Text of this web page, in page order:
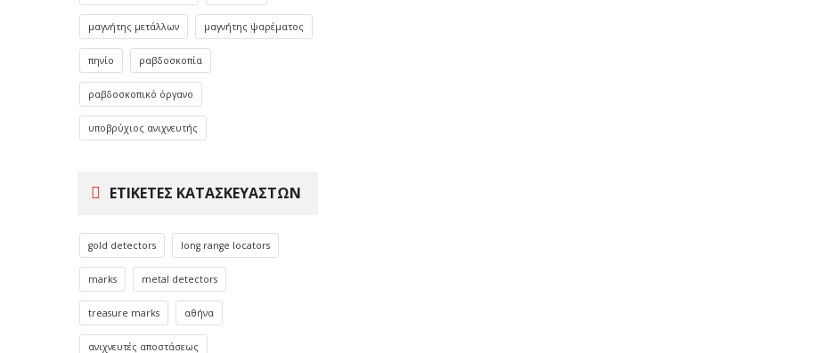
μαγνήτης μετάλλων μαγνήτης ψαρέματος
πηνίο ραβδοσκοπία
ραβδοσκοπικό όργανο
υποβρύχιος ανιχνευτής
ΕΤΙΚΈΤΕΣ ΚΑΤΑΣΚΕΥΑΣΤΏΝ
gold detectors long range locators
marks metal detectors
treasure marks αθήνα
ανιχνευτές αποστάσεως